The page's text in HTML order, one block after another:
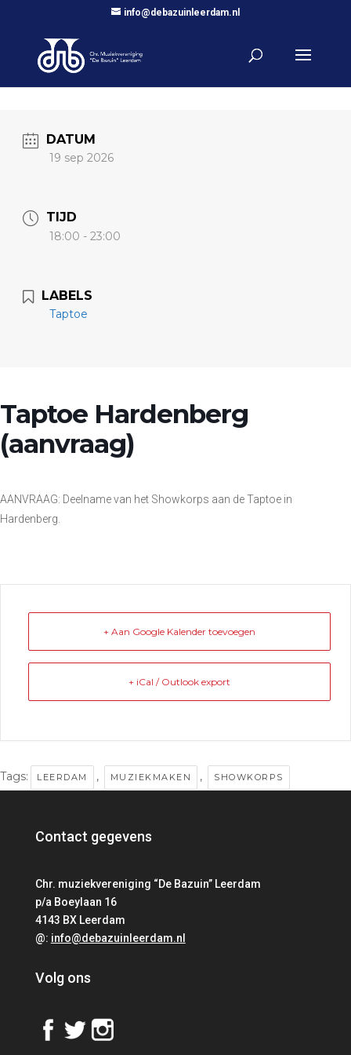
info@debazuinleerdam.nl
DATUM
19 sep 2026
TIJD
18:00 - 23:00
LABELS
Taptoe
Taptoe Hardenberg
(aanvraag)
AANVRAAG: Deelname van het Showkorps aan de Taptoe in
Hardenberg.
+ Aan Google Kalender toevoegen
+ iCal / Outlook export
Tags: LEERDAM , MUZIEKMAKEN , SHOWKORPS
Contact gegevens
Chr. muziekvereniging “De Bazuin” Leerdam
p/a Boeylaan 16
4143 BX Leerdam
@: info@debazuinleerdam.nl
Volg ons